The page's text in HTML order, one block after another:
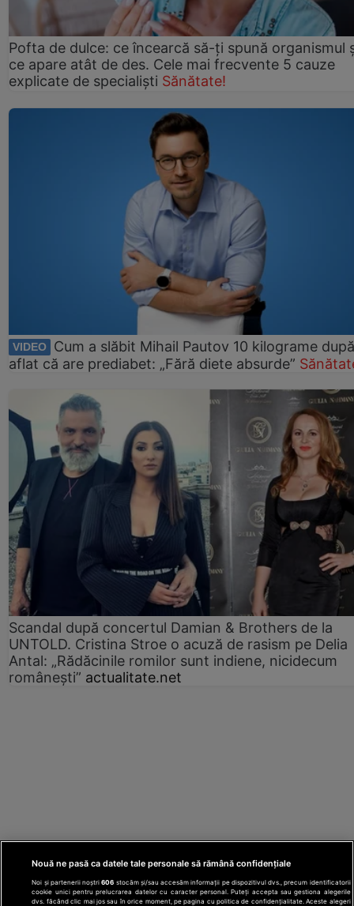
Pofta de dulce: ce încearcă să-ți spună organismul
ce apare atât de des. Cele mai frecvente 5 cauze
explicate de specialiști Sănătate!
VIDEO
Cum a slăbit Mihail Pautov 10 kilograme
aflat că are prediabet: „Fără diete absurde”
Scandal după concertul Damian & Brothers de la
UNTOLD. Cristina Stroe o acuză de rasism pe Delia
Antal: „Rădăcinile romilor sunt indiene, nicidecum
românești” actualitate.net
Nouă ne pasă ca datele tale personale să rămână confidențiale
Noi și partenerii noștri606 stocăm și/sau accesăm informații pe dispozitivul dvs., precum identificatorii
cookie unici pentru prelucrarea datelor cu caracter personal. Puteți accepta sau gestiona alegerile
dvs. făcând clic mai jos sau în orice moment, pe pagina cu politica de confidențialitate. Aceste alegeri